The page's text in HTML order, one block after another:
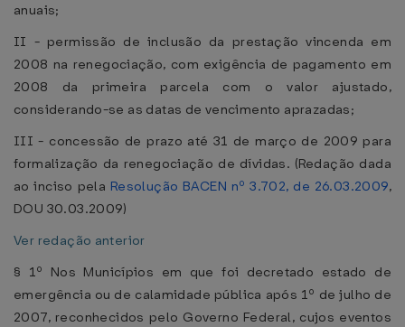
anuais;
II - permissão de inclusão da prestação vincenda em
2008 na renegociação, com exigência de pagamento em
2008 da primeira parcela com o valor ajustado,
considerando-se as datas de vencimento aprazadas;
III - concessão de prazo até 31 de março de 2009 para
formalização da renegociação de dívidas. (Redação dada
ao inciso pela Resolução BACEN nº 3.702, de 26.03.2009,
DOU 30.03.2009)
Ver redação anterior
§ 1º Nos Municípios em que foi decretado estado de
emergência ou de calamidade pública após 1º de julho de
2007, reconhecidos pelo Governo Federal, cujos eventos